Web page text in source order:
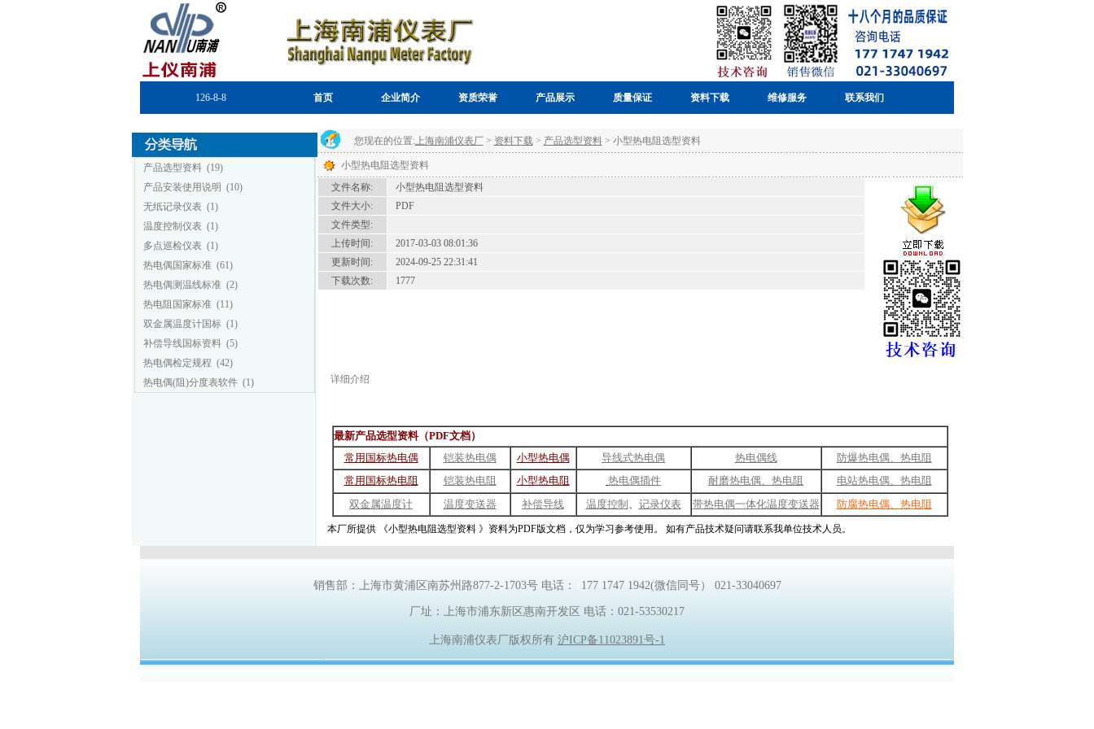
126-8-8 首页 企业简介 资质荣誉 产品展示 质量保证 资料下载 维修服务 联系我们
产品选型资料(19)
产品安装使用说明 (10)
无纸记录仪表(1)
温度控制仪表(1)
多点巡检仪表(1)
热电偶国家标准(61)
热电偶测温线标准(2)
热电阻国家标准(11)
双金属温度计国标(1)
补偿导线国标资料(5)
热电偶检定规程 (42)
热电偶(阻)分度表软件(1)
您现在的位置:上海南浦仪表厂> 资料下载> 产品选型资料> 小型热电阻选型资料
小型热电阻选型资料
文件名称:
小型热电阻选型资料
文件大小:
PDF
文件类型:
上传时间:
2017-03-03 08:01:36
更新时间:
2024-09-25 22:31:41
下载次数:
1777
详细介绍
最新产品选型资料（PDF文档）
常用国标热电偶
铠装热电偶 小型热电偶 导线式热电偶 热电偶线
防爆热电偶、热电阻
常用国标热电阻
铠装热电阻 小型热电阻 热电偶插件 耐磨热电偶、热电阻
电站热电偶、热电阻
双金属温度计
温度变送器 补偿导线 温度控制 、 记录仪表 带热电偶一体化温度变送器 防腐热电偶、热电阻
本厂所提供 《小型热电阻选型资料 》 资料为PDF版文档，仅为学习参考使用。 如有产品技术疑问请联系我单位技术人员。
销售部：上海市黄浦区南苏州路877-2-1703号 电话： 177 1747 1942(微信同号） 021-33040697
厂址：上海市浦东新区惠南开发区 电话： 021-53530217
上海南浦仪表厂版权所有 沪ICP备11023891号-1